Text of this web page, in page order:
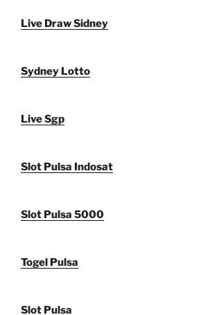
Live Draw Sidney
Sydney Lotto
Live Sgp
Slot Pulsa Indosat
Slot Pulsa 5000
Togel Pulsa
Slot Pulsa